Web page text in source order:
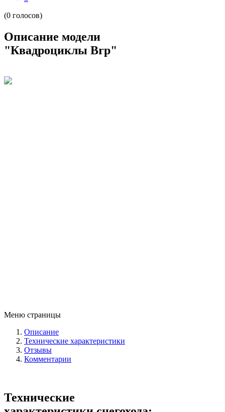
(0 голосов)
Описание модели
"Квадроциклы Brp"
Меню страницы
Описание
Технические характеристики
Отзывы
Комментарии
Технические